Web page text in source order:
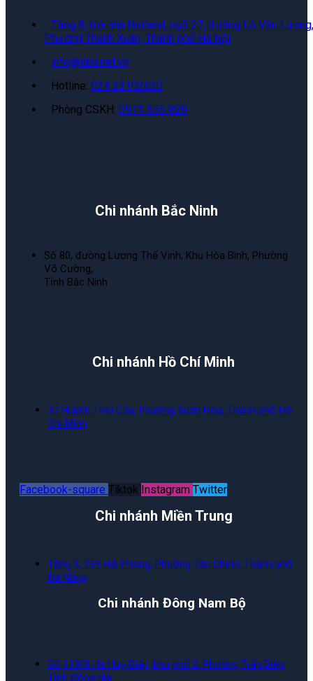
Tầng 8, toà nhà Netland, ngõ 27, đường Lê Văn Lương,
Phường Thanh Xuân, Thành phố Hà Nội
info@sba.net.vn
Hotline: 024 22102620
Phòng CSKH: 0971 555 820
Chi nhánh Bắc Ninh
Số 80, đường Lương Thế Vinh, Khu Hòa Bình, Phường
Võ Cường,
Tỉnh Bắc Ninh
Chi nhánh Hồ Chí Minh
37 Huỳnh Tịnh Của, Phường Xuân Hòa, Thành phố Hồ
Chí Minh
Facebook-square Tiktok Instagram Twitter
Chi nhánh Miền Trung
Tầng 3, 259 Hải Phòng, Phường Tân Chính, Thành phố
Đà Nẵng
Chi nhánh Đông Nam Bộ
Số 119/8 Hà Huy Giáp, khu phố 2, Phường Trấn Biên,
Tỉnh Đồng Nai